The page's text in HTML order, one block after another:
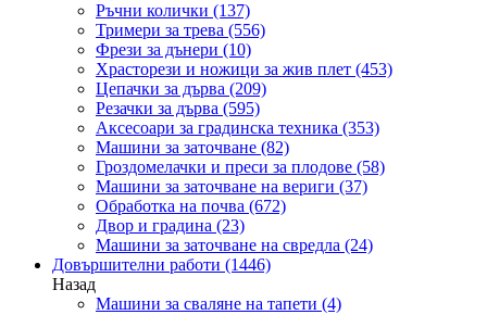
Ръчни колички (137)
Тримери за трева (556)
Фрези за дънери (10)
Храсторези и ножици за жив плет (453)
Цепачки за дърва (209)
Резачки за дърва (595)
Аксесоари за градинска техника (353)
Машини за заточване (82)
Гроздомелачки и преси за плодове (58)
Машини за заточване на вериги (37)
Обработка на почва (672)
Двор и градина (23)
Машини за заточване на свредла (24)
Довършителни работи (1446)
Назад
Машини за сваляне на тапети (4)